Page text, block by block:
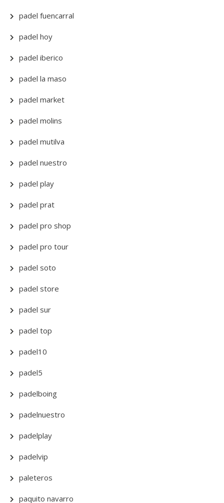
padel fuencarral
padel hoy
padel iberico
padel la maso
padel market
padel molins
padel mutilva
padel nuestro
padel play
padel prat
padel pro shop
padel pro tour
padel soto
padel store
padel sur
padel top
padel10
padel5
padelboing
padelnuestro
padelplay
padelvip
paleteros
paquito navarro